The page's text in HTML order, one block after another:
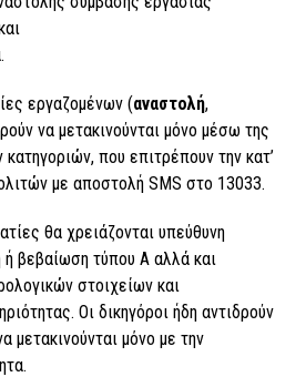
εργαζομένων (αναστολή,
να μετακινούνται μόνο μέσω της
που επιτρέπουν την κατ’
με αποστολή SMS στο 13033.
θα χρειάζονται υπεύθυνη
βεβαίωση τύπου Α αλλά και
στοιχείων και
Οι δικηγόροι ήδη αντιδρούν
μετακινούνται μόνο με την